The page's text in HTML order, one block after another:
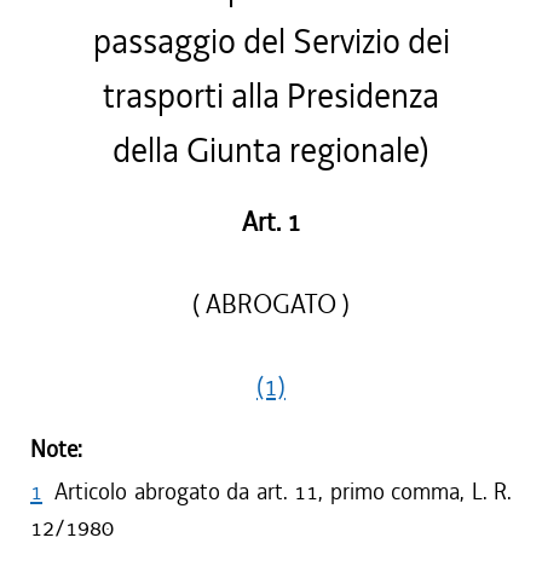
passaggio del Servizio dei
trasporti alla Presidenza
della Giunta regionale)
Art. 1
( ABROGATO )
(1)
Note:
1 Articolo abrogato da art. 11, primo comma, L. R.
12/1980